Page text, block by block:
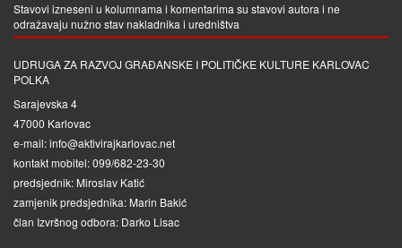
Stavovi izneseni u kolumnama i komentarima su stavovi autora i ne
odražavaju nužno stav nakladnika i uredništva
UDRUGA ZA RAZVOJ GRAĐANSKE I POLITIČKE KULTURE KARLOVAC
POLKA
Sarajevska 4
47000 Karlovac
e-mail: info@aktivirajkarlovac.net
kontakt mobitel: 099/682-23-30
predsjednik: Miroslav Katić
zamjenik predsjednika: Marin Bakić
član Izvršnog odbora: Darko Lisac